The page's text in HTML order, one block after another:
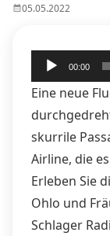
05.05.2022
Audio-
Player
00:00
Eine neue
skurrile
Airline, die
Erleben Sie
Ohlo und
Schlager